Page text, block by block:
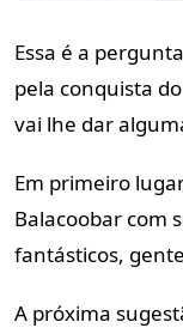
Essa é a
pela conquista do
vai lhe dar
Em primeiro
Balacoobar com
fantásticos,
A próxima